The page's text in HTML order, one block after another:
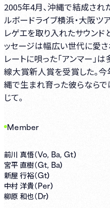
2005年4月、沖縄で結成され
ルボードライブ横浜・大阪ツ
レゲエを取り入れたサウン
ッセージは幅広い世代に愛
レートに唄った「アンマー」
線大賞新人賞を受賞した。
縄で生まれ育った彼らならで
じて。
Member
前川 真悟（Vo, Ba, Gt）
宮平 直樹（Gt, Ba）
新屋 行裕（Gt）
中村 洋貴（Per）
柳原 和也（Dr）